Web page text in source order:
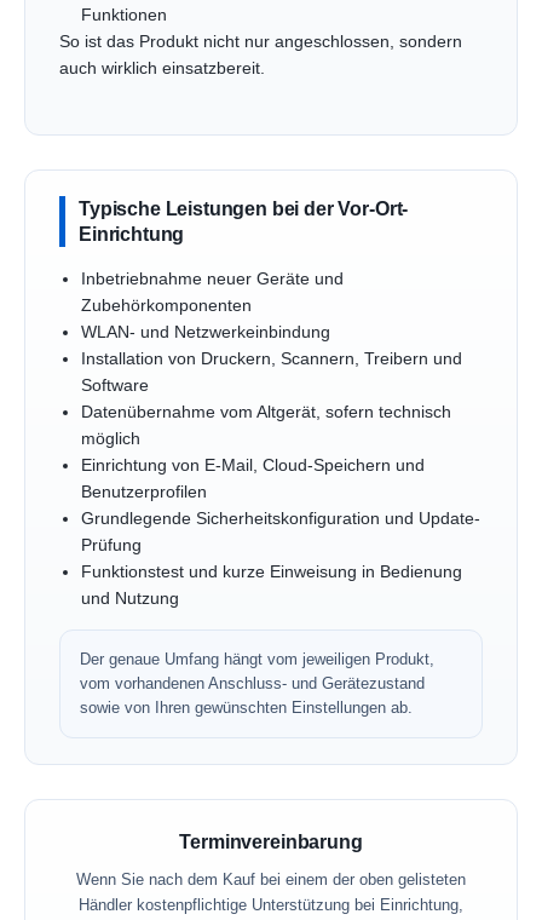
Funktionen
So ist das Produkt nicht nur angeschlossen, sondern
auch wirklich einsatzbereit.
Typische Leistungen bei der Vor-Ort-
Einrichtung
Inbetriebnahme neuer Geräte und
Zubehörkomponenten
WLAN- und Netzwerkeinbindung
Installation von Druckern, Scannern, Treibern und
Software
Datenübernahme vom Altgerät, sofern technisch
möglich
Einrichtung von E-Mail, Cloud-Speichern und
Benutzerprofilen
Grundlegende Sicherheitskonfiguration und Update-
Prüfung
Funktionstest und kurze Einweisung in Bedienung
und Nutzung
Der genaue Umfang hängt vom jeweiligen Produkt,
vom vorhandenen Anschluss- und Gerätezustand
sowie von Ihren gewünschten Einstellungen ab.
Terminvereinbarung
Wenn Sie nach dem Kauf bei einem der oben gelisteten
Händler kostenpflichtige Unterstützung bei Einrichtung,